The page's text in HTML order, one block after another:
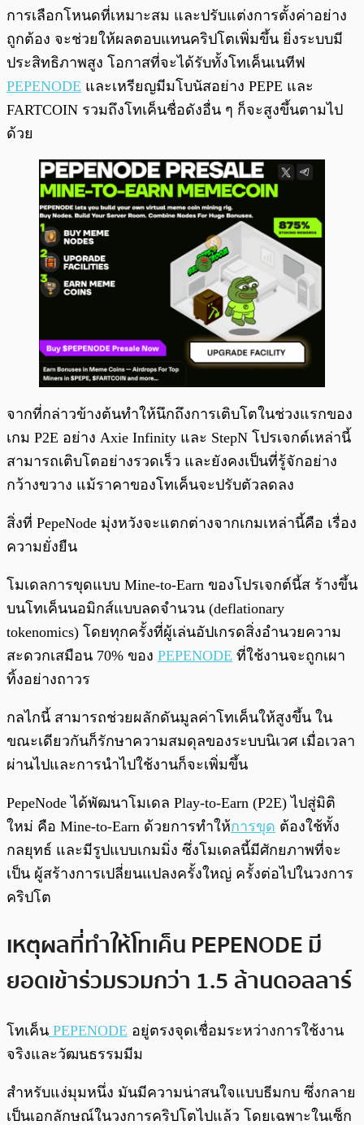
การเลือกโหนดที่เหมาะสม และปรับแต่งการตั้งค่าอย่าง
ถูกต้อง จะช่วยให้ผลตอบแทนคริปโตเพิ่มขึ้น ยิ่งระบบมี
ประสิทธิภาพสูง โอกาสที่จะได้รับทั้งโทเค็นเนทีฟ
PEPENODE และเหรียญมีมโบนัสอย่าง PEPE และ
FARTCOIN รวมถึงโทเค็นชื่อดังอื่น ๆ ก็จะสูงขึ้นตามไป
ด้วย
จากที่กล่าวข้างต้นทำให้นึกถึงการเติบโตในช่วงแรกของ
เกม P2E อย่าง Axie Infinity และ StepN โปรเจกต์เหล่านี้
สามารถเติบโตอย่างรวดเร็ว และยังคงเป็นที่รู้จักอย่าง
กว้างขวาง แม้ราคาของโทเค็นจะปรับตัวลดลง
สิ่งที่ PepeNode มุ่งหวังจะแตกต่างจากเกมเหล่านี้คือ เรื่อง
ความยั่งยืน
โมเดลการขุดแบบ Mine-to-Earn ของโปรเจกต์นี้ส ร้างขึ้น
บนโทเค็นนอมิกส์แบบลดจำนวน (deflationary
tokenomics) โดยทุกครั้งที่ผู้เล่นอัปเกรดสิ่งอำนวยความ
สะดวกเสมือน 70% ของ PEPENODE ที่ใช้งานจะถูกเผา
ทิ้งอย่างถาวร
กลไกนี้ สามารถช่วยผลักดันมูลค่าโทเค็นให้สูงขึ้น ใน
ขณะเดียวกันก็รักษาความสมดุลของระบบนิเวศ เมื่อเวลา
ผ่านไปและการนำไปใช้งานก็จะเพิ่มขึ้น
PepeNode ได้พัฒนาโมเดล Play-to-Earn (P2E) ไปสู่มิติ
ใหม่ คือ Mine-to-Earn ด้วยการทำให้การขุด ต้องใช้ทั้ง
กลยุทธ์ และมีรูปแบบเกมมิ่ง ซึ่งโมเดลนี้มีศักยภาพที่จะ
เป็น ผู้สร้างการเปลี่ยนแปลงครั้งใหญ่ ครั้งต่อไปในวงการ
คริปโต
เหตุผลที่ทำให้โทเค็น PEPENODE มี
ยอดเข้าร่วมรวมกว่า 1.5 ล้านดอลลาร์
โทเค็น PEPENODE อยู่ตรงจุดเชื่อมระหว่างการใช้งาน
จริงและวัฒนธรรมมีม
สำหรับแง่มุมหนึ่ง มันมีความน่าสนใจแบบธีมกบ ซึ่งกลาย
เป็นเอกลักษณ์ในวงการคริปโตไปแล้ว โดยเฉพาะในเซ็ก